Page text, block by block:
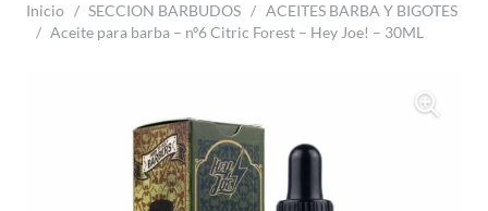
Inicio / SECCION BARBUDOS / ACEITES BARBA Y BIGOTES
/ Aceite para barba – nº6 Citric Forest – Hey Joe! – 30ML